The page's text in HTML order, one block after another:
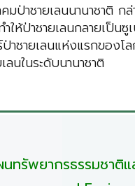
มป่าชายเลนนานาชาติ
ห้ป่าชายเลนกลายเป็
ชายเลนแห่งแรกของ
นในระดับนานาชาติ
นทรัพยากรธรรมชาติ